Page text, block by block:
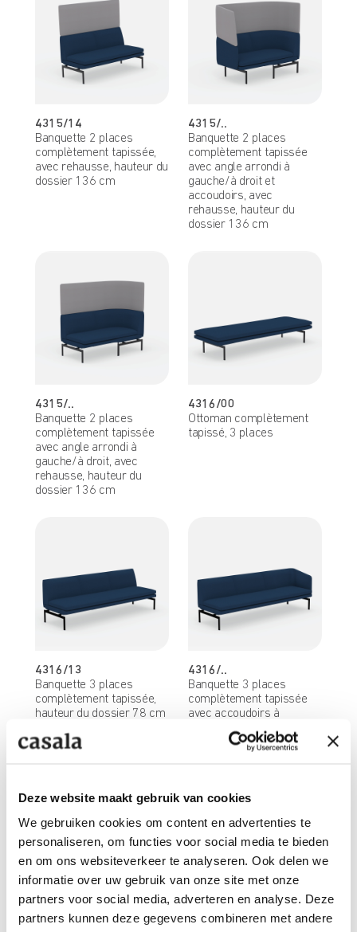
Deze website maakt gebruik van cookies
We gebruiken cookies om content en advertenties te
personaliseren, om functies voor social media te bieden
en om ons websiteverkeer te analyseren. Ook delen we
informatie over uw gebruik van onze site met onze
partners voor social media, adverteren en analyse. Deze
partners kunnen deze gegevens combineren met andere
4315/14
Banquette 2 places
complètement tapissée,
avec rehausse, hauteur du
dossier 136 cm
4315/..
Banquette 2 places
complètement tapissée
avec angle arrondi à
gauche/à droit et
accoudoirs, avec
rehausse, hauteur du
dossier 136 cm
4315/..
Banquette 2 places
complètement tapissée
avec angle arrondi à
gauche/à droit, avec
rehausse, hauteur du
dossier 136 cm
4316/00
Ottoman complètement
tapissé, 3 places
4316/13
Banquette 3 places
complètement tapissée,
hauteur du dossier 78 cm
4316/..
Banquette 3 places
complètement tapissée
avec accoudoirs à
gauche/à droit, hauteur du
dossier 78 cm
4316/..
4316/..